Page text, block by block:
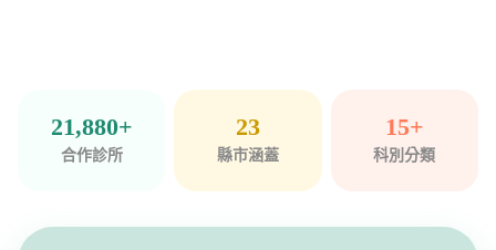
21,880+
合作診所
23
縣市涵蓋
15+
科別分類